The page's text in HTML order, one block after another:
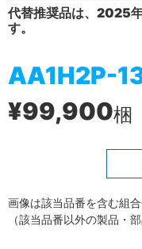
代替推奨品は、2025
す。
AA1H2P-
¥99,900梱
画像は該当品番を含む組合
（該当品番以外の製品・